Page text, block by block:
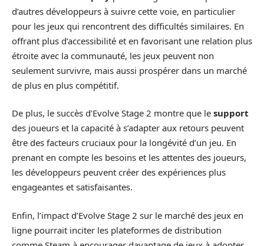
d’autres développeurs à suivre cette voie, en particulier
pour les jeux qui rencontrent des difficultés similaires. En
offrant plus d’accessibilité et en favorisant une relation plus
étroite avec la communauté, les jeux peuvent non
seulement survivre, mais aussi prospérer dans un marché
de plus en plus compétitif.
De plus, le succès d’Evolve Stage 2 montre que le support
des joueurs et la capacité à s’adapter aux retours peuvent
être des facteurs cruciaux pour la longévité d’un jeu. En
prenant en compte les besoins et les attentes des joueurs,
les développeurs peuvent créer des expériences plus
engageantes et satisfaisantes.
Enfin, l’impact d’Evolve Stage 2 sur le marché des jeux en
ligne pourrait inciter les plateformes de distribution